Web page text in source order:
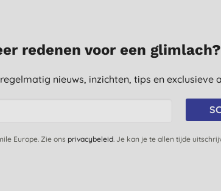
redenen voor een glimlach?
nieuws, inzichten, tips en exclusieve
Europe. Zie ons privacybeleid. Je kan je te allen tijde